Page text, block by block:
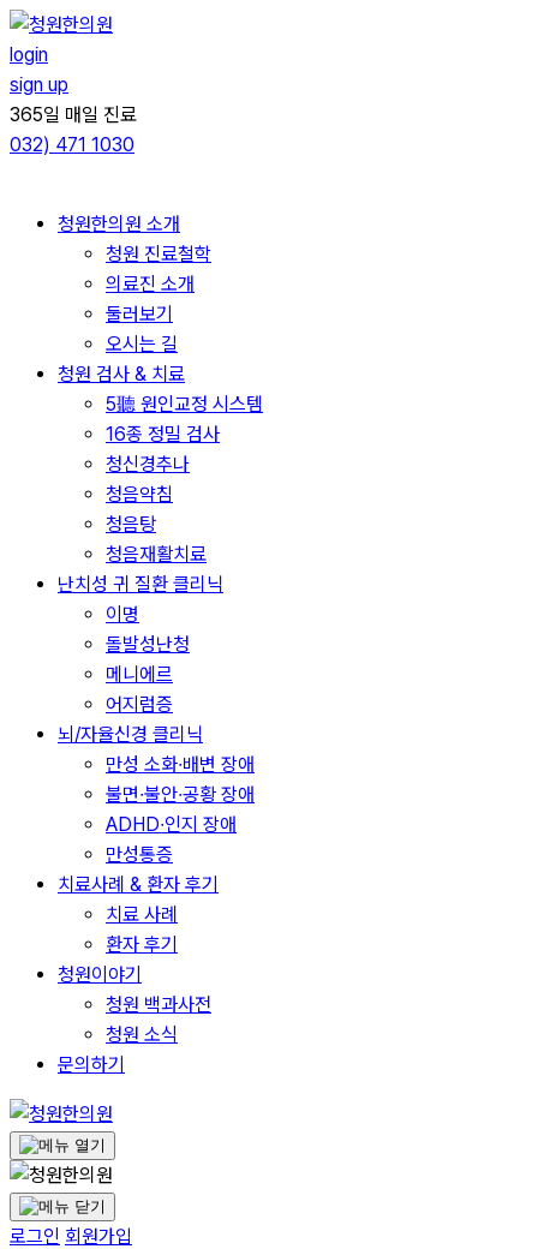
콘
텐
츠
로
건
login
sign up
365일 매일 진료
032) 471 1030
청원한의원 소개
청원 진료철학
의료진 소개
둘러보기
오시는 길
청원 검사 & 치료
5聽 원인교정 시스템
16종 정밀 검사
청신경추나
청음약침
청음탕
청음재활치료
난치성 귀 질환 클리닉
이명
돌발성난청
메니에르
어지럼증
뇌/자율신경 클리닉
만성 소화∙배변 장애
불면∙불안∙공황 장애
ADHD∙인지 장애
만성통증
치료사례 & 환자 후기
치료 사례
환자 후기
청원이야기
청원 백과사전
청원 소식
문의하기
로그인 회원가입